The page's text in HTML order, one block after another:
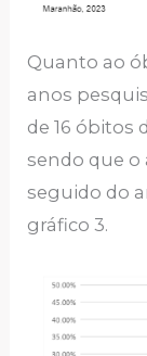
Quanto ao
anos
de 16 óbitos
sendo que o
seguido do
gráfico 3.